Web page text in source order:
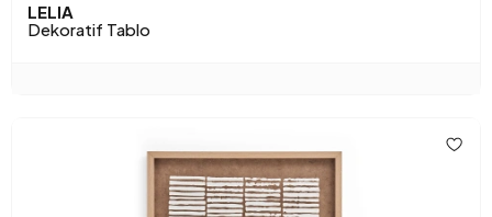
LELIA
Dekoratif Tablo